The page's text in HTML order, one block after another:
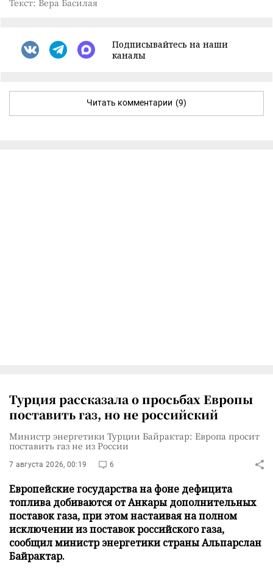
Подписывайтесь на наши
каналы
Читать комментарии (9)
Турция рассказала о просьбах Европы
поставить газ, но не российский
Министр энергетики Турции Байрактар: Европа просит
поставить газ не из России
7 августа 2026, 00:19 6
Европейские государства на фоне дефицита
топлива добиваются от Анкары дополнительных
поставок газа, при этом настаивая на полном
исключении из поставок российского газа,
сообщил министр энергетики страны Альпарслан
Байрактар.